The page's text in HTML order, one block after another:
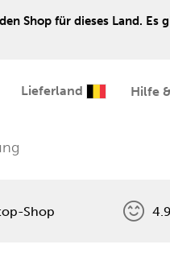
Shop für dieses Land. Es
Lieferland Hilfe
Shop